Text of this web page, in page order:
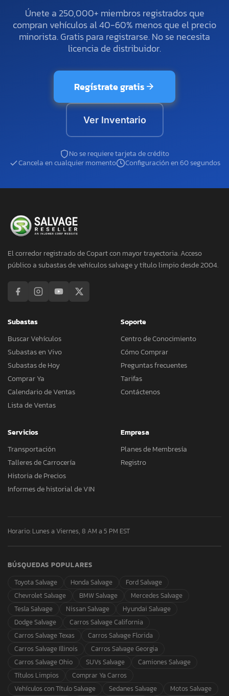
Únete a 250,000+ miembros registrados que
compran vehículos al 40-60% menos que el precio
minorista. Gratis para registrarse. No se necesita
licencia de distribuidor.
Regístrate gratis
Ver Inventario
No se requiere tarjeta de crédito
Cancela en cualquier momento
Configuración en 60 segundos
El corredor registrado de Copart con mayor trayectoria. Acceso
público a subastas de vehículos salvage y título limpio desde 2004.
Subastas
Buscar Vehículos
Subastas en Vivo
Subastas de Hoy
Comprar Ya
Calendario de Ventas
Lista de Ventas
Soporte
Centro de Conocimiento
Cómo Comprar
Preguntas frecuentes
Tarifas
Contáctenos
Servicios
Transportación
Talleres de Carrocería
Historia de Precios
Informes de historial de VIN
Empresa
Planes de Membresía
Registro
Horario: Lunes a Viernes, 8 AM a 5 PM EST
BÚSQUEDAS POPULARES
Toyota Salvage
Honda Salvage
Ford Salvage
Chevrolet Salvage
BMW Salvage
Mercedes Salvage
Tesla Salvage
Nissan Salvage
Hyundai Salvage
Dodge Salvage
Carros Salvage California
Carros Salvage Texas
Carros Salvage Florida
Carros Salvage Illinois
Carros Salvage Georgia
Carros Salvage Ohio
SUVs Salvage
Camiones Salvage
Títulos Limpios
Comprar Ya Carros
Vehículos con Título Salvage
Sedanes Salvage Motos Salvage